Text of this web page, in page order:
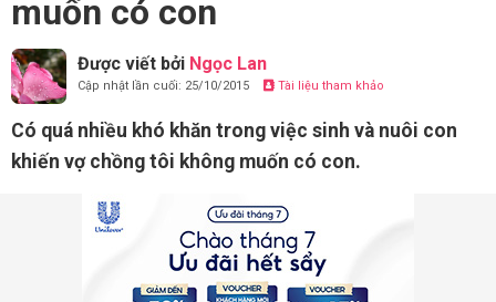
muốn có con
Được viết bởi Ngọc Lan
Cập nhật lần cuối: 25/10/2015 Tài liệu tham khảo
Có quá nhiều khó khăn trong việc sinh và nuôi con
khiến vợ chồng tôi không muốn có con.